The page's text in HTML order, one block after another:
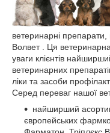
ветеринарні препарати,
Волвет . Ця
уваги клієнтів
ветеринарних
ліки та засоби
Серед переваг нашої
найширший
європейських